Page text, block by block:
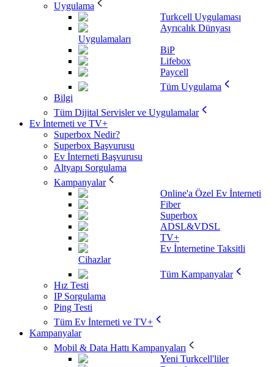
Uygulama
Turkcell Uygulaması
Ayrıcalık Dünyası
Uygulamaları
BiP
Lifebox
Paycell
Tüm Uygulama
Bilgi
Tüm Dijital Servisler ve Uygulamalar
Ev İnterneti ve TV+
Superbox Nedir?
Superbox Başvurusu
Ev İnterneti Başvurusu
Altyapı Sorgulama
Kampanyalar
Online'a Özel Ev İnterneti
Fiber
Superbox
ADSL&VDSL
TV+
Ev İnternetine Taksitli
Cihazlar
Tüm Kampanyalar
Hız Testi
IP Sorgulama
Ping Testi
Tüm Ev İnterneti ve TV+
Kampanyalar
Mobil & Data Hattı Kampanyaları
Yeni Turkcell'liler